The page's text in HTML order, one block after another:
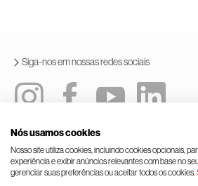
Siga-nos em nossas redes sociais
Política integrada
Termos
Lei geral de proteção de dados
Nós usamos cookies
Nosso site utiliza cookies, incluindo cookies opcionais,
experiência e exibir anúncios relevantes com base no
gerenciar suas preferências ou aceitar todos os cookies.